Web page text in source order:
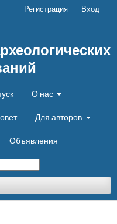
О нас
Для авторов
Объявления
Регистрация Вход